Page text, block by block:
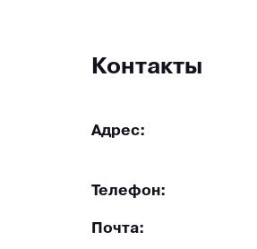
Контакты
Адрес:
Телефон:
Почта: